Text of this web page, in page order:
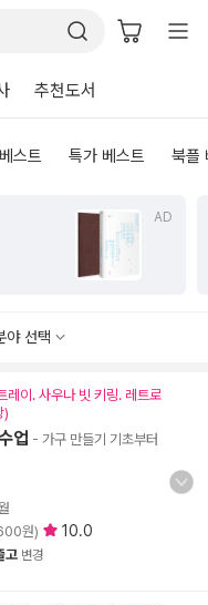
추천도서
스트 특가 베스트 북플
AD
야 선택
레이. 사우나 빗 키링. 레트로
)
업 - 가구 만들기 기초부터
원) 10.0
고 변경